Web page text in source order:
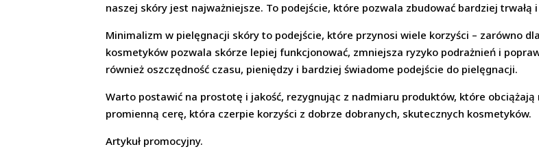
naszej skóry jest najważniejsze. To podejście, które pozwala zbudować bardziej
Minimalizm w pielęgnacji skóry to podejście, które przynosi wiele korzyści – zarówno
kosmetyków pozwala skórze lepiej funkcjonować, zmniejsza ryzyko podrażnień i
również oszczędność czasu, pieniędzy i bardziej świadome podejście do pielęgnacji.
Warto postawić na prostotę i jakość, rezygnując z nadmiaru produktów, które
promienną cerę, która czerpie korzyści z dobrze dobranych, skutecznych kosmetyków.
Artykuł promocyjny.